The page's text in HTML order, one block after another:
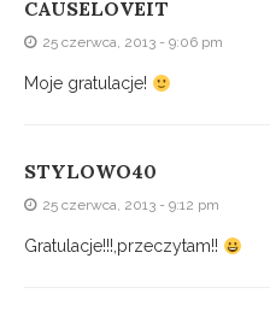
CAUSELOVEIT
25 czerwca, 2013 - 9:06 pm
Moje gratulacje!
STYLOWO40
25 czerwca, 2013 - 9:12 pm
Gratulacje!!!,przeczytam!!